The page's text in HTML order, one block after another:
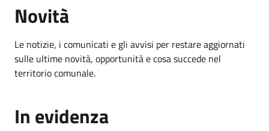
Novità
Le notizie, i comunicati e gli avvisi per restare aggiornati
sulle ultime novità, opportunità e cosa succede nel
territorio comunale.
In evidenza